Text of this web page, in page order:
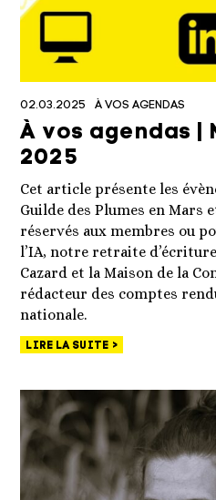
02.03.2025 À VOS AGENDAS
À vos agendas |
2025
Cet article présente les
Guilde des Plumes en Mars
réservés aux membres ou
l’IA, notre retraite
Cazard et la Maison de la
rédacteur des comptes
nationale.
LIRE LA SUITE